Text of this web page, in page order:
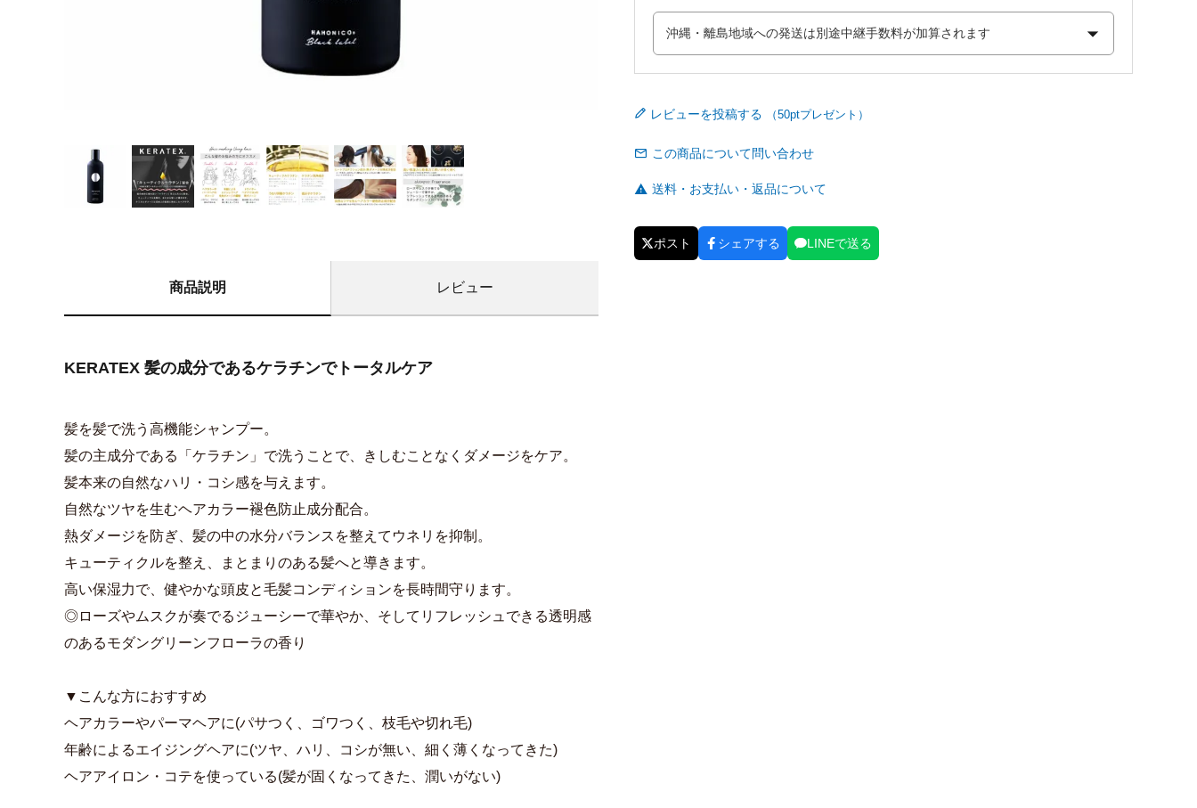
商品説明 レビュー
KERATEX 髪の成分であるケラチンでトータルケア
髪を髪で洗う高機能シャンプー。
髪の主成分である「ケラチン」で洗うことで、きしむことなくダメージをケア。
髪本来の自然なハリ・コシ感を与えます。
自然なツヤを生むヘアカラー褪色防止成分配合。
熱ダメージを防ぎ、髪の中の水分バランスを整えてウネリを抑制。
キューティクルを整え、まとまりのある髪へと導きます。
高い保湿力で、健やかな頭皮と毛髪コンディションを長時間守ります。
◎ローズやムスクが奏でるジューシーで華やか、そしてリフレッシュできる透明感
のあるモダングリーンフローラの香り
▼こんな方におすすめ
ヘアカラーやパーマヘアに(パサつく、ゴワつく、枝毛や切れ毛)
年齢によるエイジングヘアに(ツヤ、ハリ、コシが無い、細く薄くなってきた)
ヘアアイロン・コテを使っている(髪が固くなってきた、潤いがない)
レビューを投稿する
この商品について問い合わせ
送料・お支払い・返品について
ポスト シェアする LINEで送る